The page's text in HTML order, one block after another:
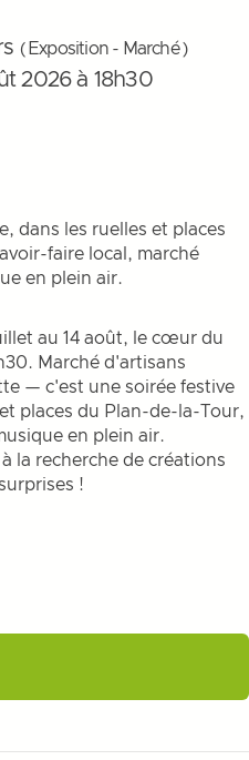
( Exposition - Marché )
2026 à 18h30
dans les ruelles et places
faire local, marché
en plein air.
au 14 août, le cœur du
Marché d'artisans
— c'est une soirée festive
places du Plan-de-la-Tour,
en plein air.
la recherche de créations
!